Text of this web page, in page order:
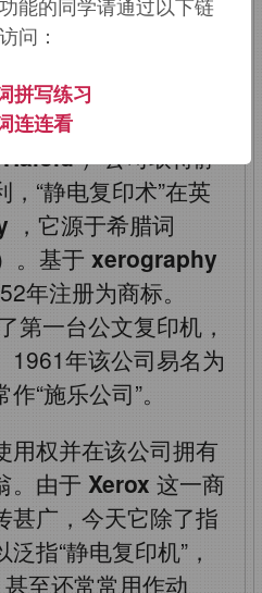
别人购买并继续发展
Haloid）公司取得静
“静电复印术”在英
，它源于希腊词
。基于 xerography
年注册为商标。
第一台公文复印机，
1961年该公司易名为
“施乐公司”。
用权并在该公司拥有
。由于 Xerox 这一商
甚广，今天它除了指
指“静电复印机”，
至还常常用作动
问：
拼写练习
连连看